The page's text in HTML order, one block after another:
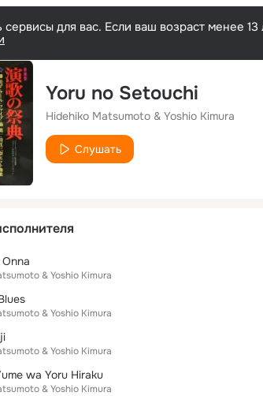
для вас. Если ваш возраст менее
Yoru no Setouchi
Hidehiko Matsumoto & Yoshio Kimura
Слушать
& Yoshio Kimura
& Yoshio Kimura
& Yoshio Kimura
wa Yoru Hiraku
& Yoshio Kimura